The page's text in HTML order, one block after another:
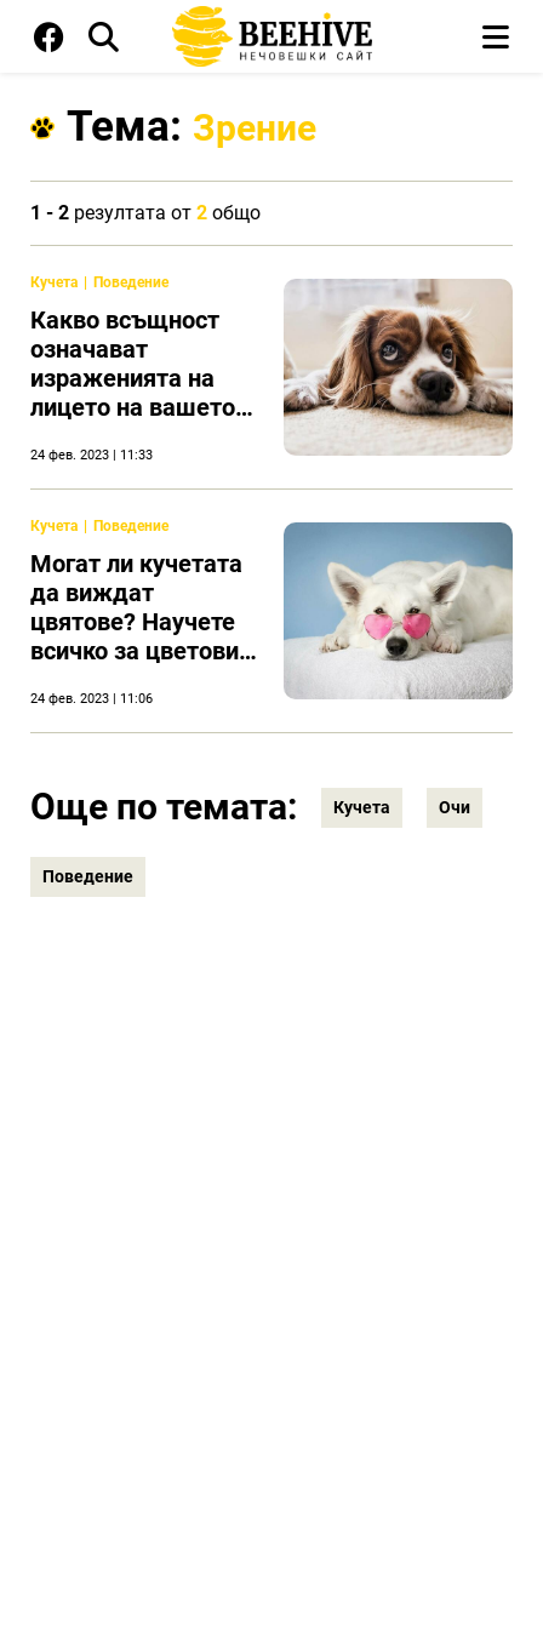
Тема: Зрение
1 - 2 резултата от 2 общо
Кучета Поведение
Какво всъщност
означават
израженията на
лицето на вашето
24 фев. 2023 | 11:33
Кучета Поведение
Могат ли кучетата
да виждат
цвятове? Научете
всичко за цветовия
си
24 фев. 2023 | 11:06
Още по темата: Кучета Очи
Поведение